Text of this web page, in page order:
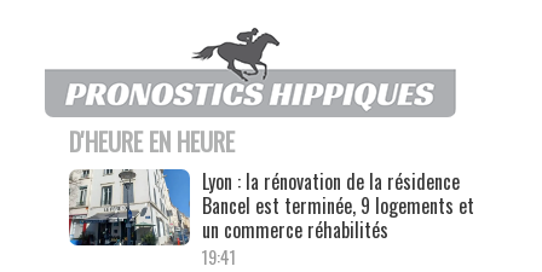
D'HEURE EN HEURE
Lyon : la rénovation de la résidence
Bancel est terminée, 9 logements et
un commerce réhabilités
19:41